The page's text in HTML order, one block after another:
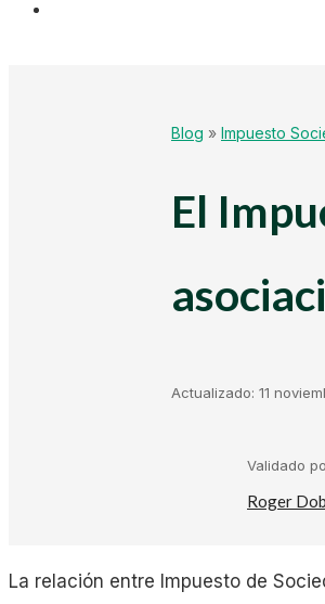
Mundo Startup
Kit Digital
Plantillas
Plantillas Negocio
Blog » Impuesto
El
Actualizado: 11
Validado
Roger
La relación entre Impuesto de